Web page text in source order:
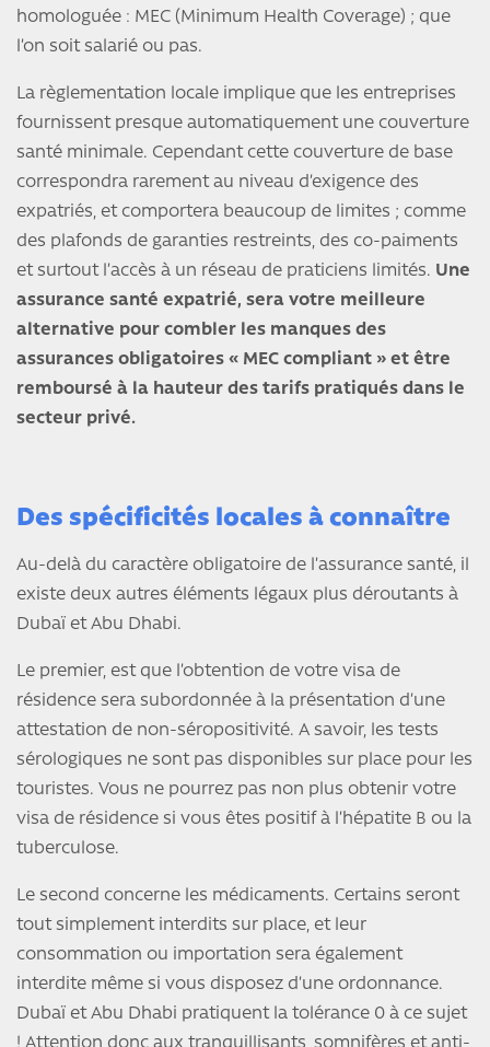
homologuée : MEC (Minimum Health Coverage) ; que
l’on soit salarié ou pas.
La règlementation locale implique que les entreprises
fournissent presque automatiquement une couverture
santé minimale. Cependant cette couverture de base
correspondra rarement au niveau d’exigence des
expatriés, et comportera beaucoup de limites ; comme
des plafonds de garanties restreints, des co-paiments
et surtout l’accès à un réseau de praticiens limités. Une
assurance santé expatrié, sera votre meilleure
alternative pour combler les manques des
assurances obligatoires « MEC compliant » et être
remboursé à la hauteur des tarifs pratiqués dans le
secteur privé.
Des spécificités locales à connaître
Au-delà du caractère obligatoire de l’assurance santé, il
existe deux autres éléments légaux plus déroutants à
Dubaï et Abu Dhabi.
Le premier, est que l’obtention de votre visa de
résidence sera subordonnée à la présentation d’une
attestation de non-séropositivité. A savoir, les tests
sérologiques ne sont pas disponibles sur place pour les
touristes. Vous ne pourrez pas non plus obtenir votre
visa de résidence si vous êtes positif à l’hépatite B ou la
tuberculose.
Le second concerne les médicaments. Certains seront
tout simplement interdits sur place, et leur
consommation ou importation sera également
interdite même si vous disposez d’une ordonnance.
Dubaï et Abu Dhabi pratiquent la tolérance 0 à ce sujet